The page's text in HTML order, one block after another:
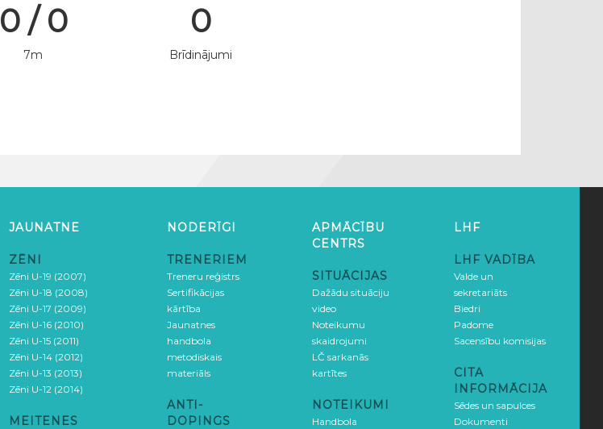
0 / 0
7m
0
Brīdinājumi
JAUNATNE
ZĒNI
Zēni U-19 (2007)
Zēni U-18 (2008)
Zēni U-17 (2009)
Zēni U-16 (2010)
Zēni U-15 (2011)
Zēni U-14 (2012)
Zēni U-13 (2013)
Zēni U-12 (2014)
MEITENES
NODERĪGI
TRENERIEM
Treneru reģistrs
Sertifikācijas
kārtība
Jaunatnes
handbola
metodiskais
materiāls
ANTI-
DOPINGS
APMĀCĪBU
CENTRS
SITUĀCIJAS
Dažādu situāciju
video
Noteikumu
skaidrojumi
LČ sarkanās
kartītes
NOTEIKUMI
Handbola
LHF
LHF VADĪBA
Valde un
sekretariāts
Biedri
Padome
Sacensību komisijas
CITA
INFORMĀCIJA
Sēdes un sapulces
Dokumenti